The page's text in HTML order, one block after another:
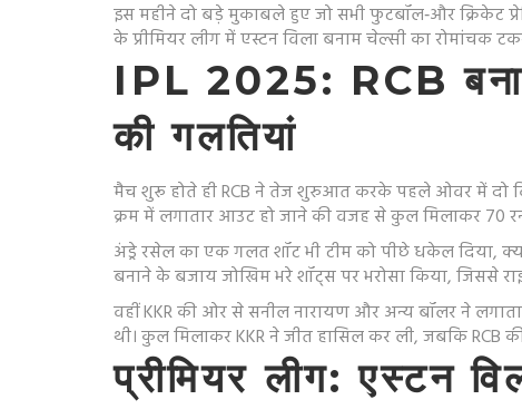
इस महीने दो बड़े मुकाबले हुए जो सभी फुटबॉल‑और क्रिकेट
के प्रीमियर लीग में एस्टन विला बनाम चेल्सी का
IPL 2025: RCB
की गलतियां
मैच शुरू होते ही RCB ने तेज शुरुआत करके पहले ओवर में दो
क्रम में लगातार आउट हो जाने की वजह से कुल मिलाकर 70
अंड्रे रसेल का एक गलत शॉट भी टीम को पीछे धकेल दिया,
बनाने के बजाय जोखिम भरे शॉट्स पर भरोसा किया, जिससे
वहीं KKR की ओर से सनील नारायण और अन्य बॉलर ने
थी। कुल मिलाकर KKR ने जीत हासिल कर ली, जबकि RCB
प्रीमियर लीग: एस्टन